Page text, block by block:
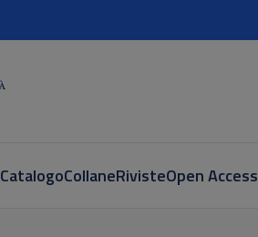
CatalogoCollaneRivisteOpen Access